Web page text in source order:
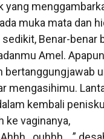
yang
muka mata dan
Benar-benar
Amel.
bertanggungjawab
mengasihimu.
kembali
ke vaginanya,